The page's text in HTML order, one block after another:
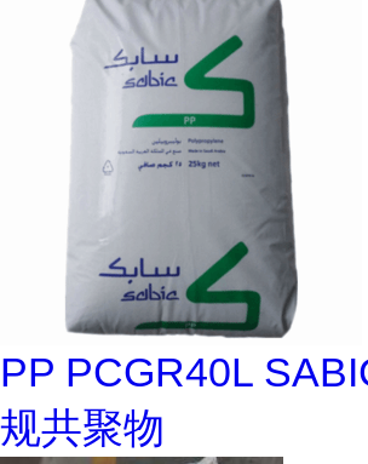
PP PCGR40L
规共聚物